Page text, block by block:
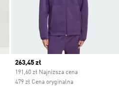
Current price
263,45 zł
191,60 zł Najniższa cena
479 zł Cena oryginalna